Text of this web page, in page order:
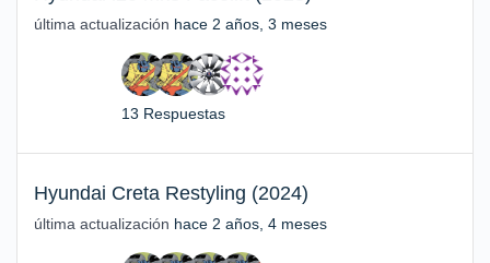
última actualización hace 2 años, 3 meses
13 Respuestas
Hyundai Creta Restyling (2024)
última actualización hace 2 años, 4 meses